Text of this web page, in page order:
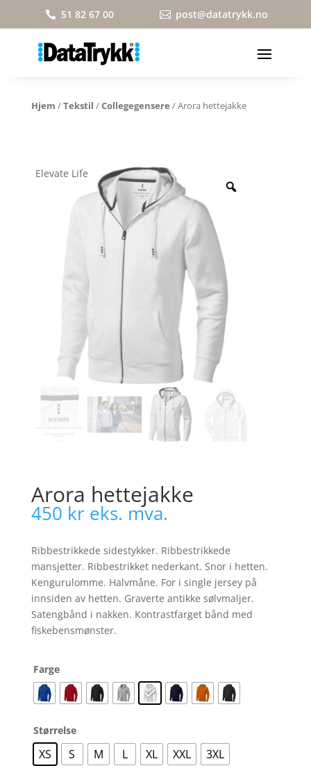
 51 82 67 00  post@datatrykk.no
Hjem /Tekstil /Collegegensere / Arora hettejakke
Elevate Life
Arora hettejakke
450 kr eks. mva.
Ribbestrikkede sidestykker. Ribbestrikkede
mansjetter. Ribbestrikket nederkant. Snor i hetten.
Kengurulomme. Halvmåne. For i single jersey på
innsiden av hetten. Graverte antikke sølvmaljer.
Satengbånd i nakken. Kontrastfarget bånd med
fiskebensmønster.
Farge
Størrelse
XS S M L XL XXL 3XL